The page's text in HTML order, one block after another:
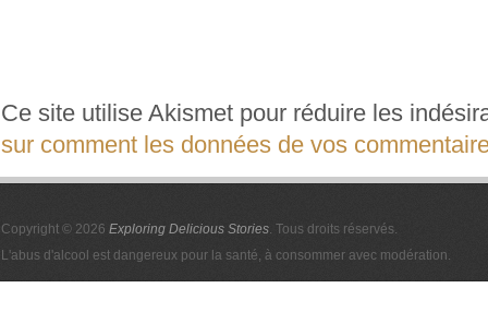
Ce site utilise Akismet pour réduire les
sur comment les données de vos
Copyright © 2026 Exploring Delicious Stories . Tous droits réservés.
L'abus d'alcool est dangereux pour la santé, à consommer avec modération.